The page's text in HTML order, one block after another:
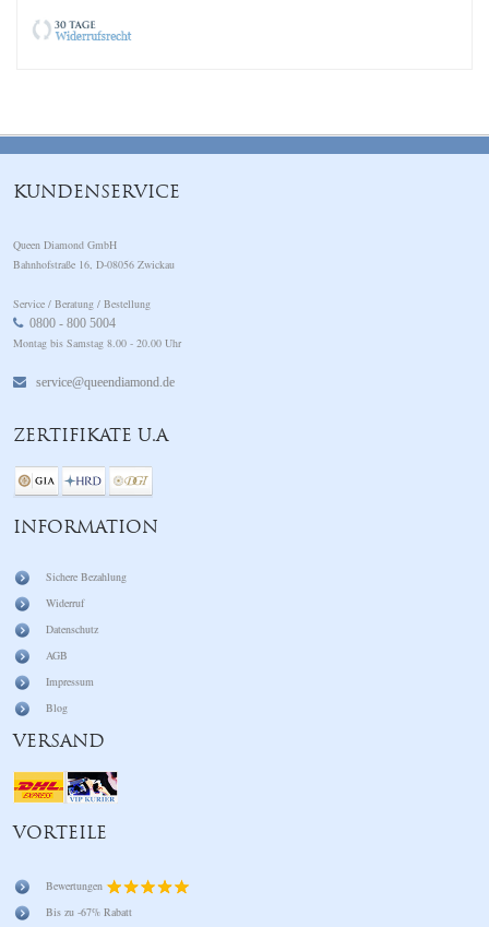
KUNDENSERVICE
Queen Diamond GmbH
Bahnhofstraße 16, D-08056 Zwickau
Service / Beratung / Bestellung
0800 - 800 5004
Montag bis Samstag 8.00 - 20.00 Uhr
service@queendiamond.de
ZERTIFIKATE U.A
INFORMATION
Sichere Bezahlung
Widerruf
Datenschutz
AGB
Impressum
Blog
VERSAND
VORTEILE
Bewertungen
Bis zu -67% Rabatt